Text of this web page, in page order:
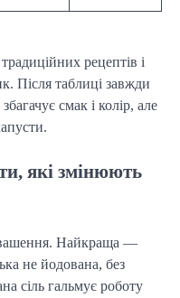
рецептів і
Після таблиці завжди
смак і колір, але
які змінюють
Найкраща —
не йодована, без
сіль гальмує роботу